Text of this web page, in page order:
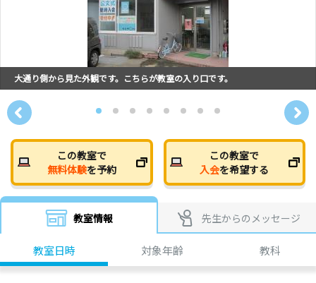
大通り側から見た外観です。こちらが教室の入り口です。
この教室で
無料体験を予約
この教室で
入会を希望する
教室情報 先生からのメッセージ
教室日時 対象年齢 教科